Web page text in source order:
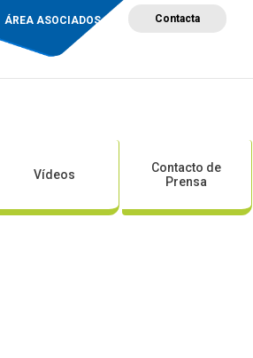
ÁREA ASOCIADOS Contacta
Vídeos
Contacto de
Prensa